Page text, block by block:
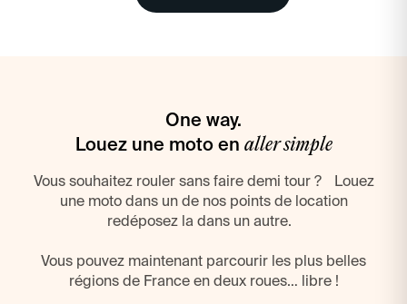
One way.
Louez une moto en aller simple
Vous souhaitez rouler sans faire demi tour ? Louez
une moto dans un de nos points de location
redéposez la dans un autre.
Vous pouvez maintenant parcourir les plus belles
régions de France en deux roues… libre !